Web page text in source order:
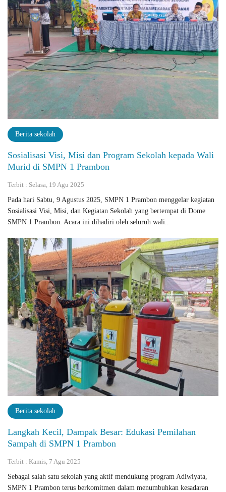
Berita sekolah
Sosialisasi Visi, Misi dan Program Sekolah kepada Wali
Murid di SMPN 1 Prambon
Terbit : Selasa, 19 Agu 2025
Pada hari Sabtu, 9 Agustus 2025, SMPN 1 Prambon menggelar kegiatan
Sosialisasi Visi, Misi, dan Kegiatan Sekolah yang bertempat di Dome
SMPN 1 Prambon. Acara ini dihadiri oleh seluruh wali..
Berita sekolah
Langkah Kecil, Dampak Besar: Edukasi Pemilahan
Sampah di SMPN 1 Prambon
Terbit : Kamis, 7 Agu 2025
Sebagai salah satu sekolah yang aktif mendukung program Adiwiyata,
SMPN 1 Prambon terus berkomitmen dalam menumbuhkan kesadaran